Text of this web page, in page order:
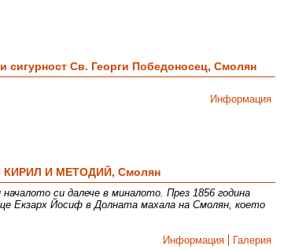
сигурност Св. Георги Победоносец, Смолян
Информация
И МЕТОДИЙ, Смолян
си далече в миналото. През 1856 година
Екзарх Йосиф в Долната махала на Смолян, което
Информация
Галерия